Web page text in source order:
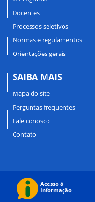
Docentes
Processos seletivos
Normas e regulamentos
Orientações gerais
SAIBA MAIS
Mapa do site
Perguntas frequentes
Fale conosco
Contato